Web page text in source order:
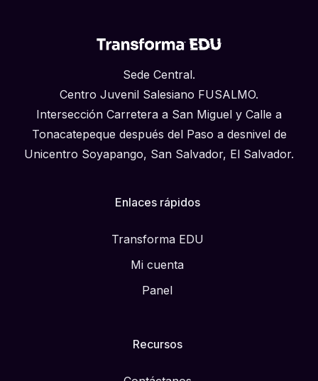
Sede Central.
Centro Juvenil Salesiano FUSALMO.
Intersección Carretera a San Miguel y Calle a
Tonacatepeque después del Paso a desnivel de
Unicentro Soyapango, San Salvador, El Salvador.
Enlaces rápidos
Transforma EDU
Mi cuenta
Panel
Recursos